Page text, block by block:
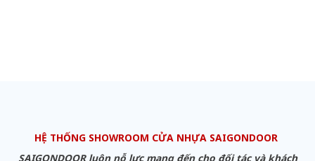
HỆ THỐNG SHOWROOM CỬA NHỰA SAIGONDOOR
SAIGONDOOR luôn nỗ lực mang đến cho đối tác và khách